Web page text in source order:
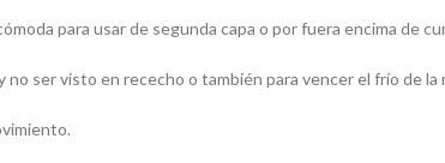
para usar de segunda capa o por fuera encima de
ser visto en rececho o también para vencer el frío de la